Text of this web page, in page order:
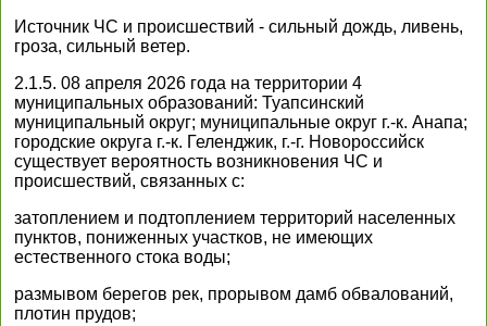
Источник ЧС и происшествий - сильный дождь, ливень,
гроза, сильный ветер.
2.1.5. 08 апреля 2026 года на территории 4
муниципальных образований: Туапсинский
муниципальный округ; муниципальные округ г.-к. Анапа;
городские округа г.-к. Геленджик, г.-г. Новороссийск
существует вероятность возникновения ЧС и
происшествий, связанных с:
затоплением и подтоплением территорий населенных
пунктов, пониженных участков, не имеющих
естественного стока воды;
размывом берегов рек, прорывом дамб обвалований,
плотин прудов;